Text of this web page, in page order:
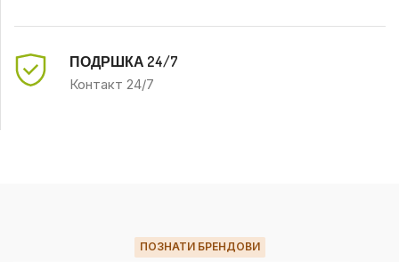
ПОДРШКА 24/7
Контакт 24/7
ПОЗНАТИ БРЕНДОВИ